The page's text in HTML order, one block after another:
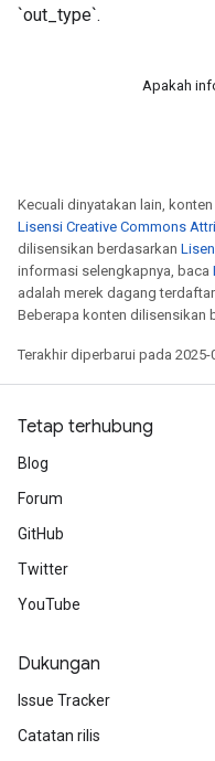
`out_type`.
Apakah
Kecuali dinyatakan lain,
Lisensi Creative Commons
dilisensikan berdasarkan
informasi selengkapnya, baca
adalah merek dagang
Beberapa konten dilisensikan
Terakhir diperbarui pada 2025-
Tetap terhubung
Blog
Forum
GitHub
Twitter
YouTube
Dukungan
Issue Tracker
Catatan rilis